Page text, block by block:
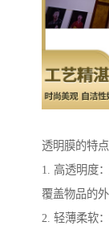
透明膜的特点
1. 高透明度
覆盖物品的外
2. 轻薄柔软